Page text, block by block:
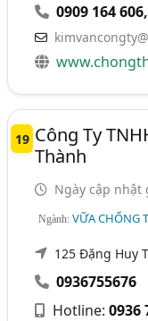
0909 164 606
19 Công Ty
Thành
Ngày cập nhật
Ngành:VỮA CHỐNG
125 Đặng Huy
0936755676
Hotline:0936